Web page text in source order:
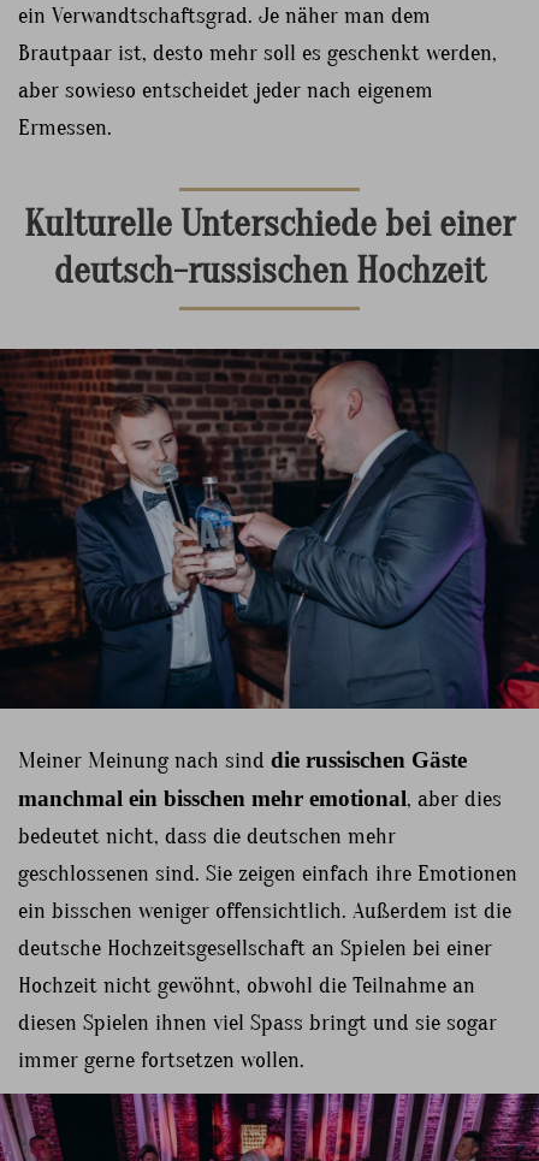
ein Verwandtschaftsgrad. Je näher man dem
Brautpaar ist, desto mehr soll es geschenkt werden,
aber sowieso entscheidet jeder nach eigenem
Ermessen.
Kulturelle Unterschiede bei einer
deutsch-russischen Hochzeit
Meiner Meinung nach sind die russischen Gäste
manchmal ein bisschen mehr emotional, aber dies
bedeutet nicht, dass die deutschen mehr
geschlossenen sind. Sie zeigen einfach ihre Emotionen
ein bisschen weniger offensichtlich. Außerdem ist die
deutsche Hochzeitsgesellschaft an Spielen bei einer
Hochzeit nicht gewöhnt, obwohl die Teilnahme an
diesen Spielen ihnen viel Spass bringt und sie sogar
immer gerne fortsetzen wollen.